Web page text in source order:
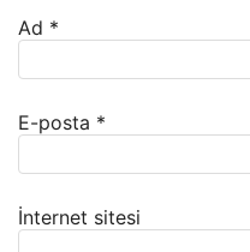
Ad *
E-posta *
İnternet sitesi